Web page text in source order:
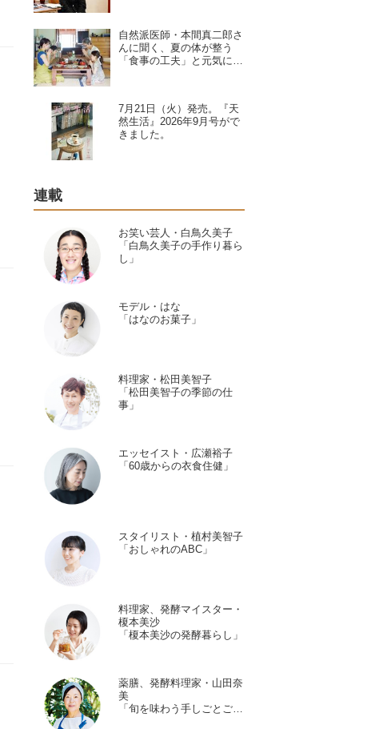
自然派医師・本間真二郎さ
んに聞く、夏の体が整う
「食事の工夫」と元気に過
7月21日（火）発売。『天
然生活』2026年9月号がで
きました。
連載
お笑い芸人・白鳥久美子
「白鳥久美子の手作り暮ら
し」
モデル・はな
「はなのお菓子」
料理家・松田美智子
「松田美智子の季節の仕
事」
エッセイスト・広瀬裕子
「60歳からの衣食住健」
スタイリスト・植村美智子
「おしゃれのABC」
料理家、発酵マイスター・
榎本美沙
「榎本美沙の発酵暮らし」
薬膳、発酵料理家・山田奈
美
「旬を味わう手しごとごよ